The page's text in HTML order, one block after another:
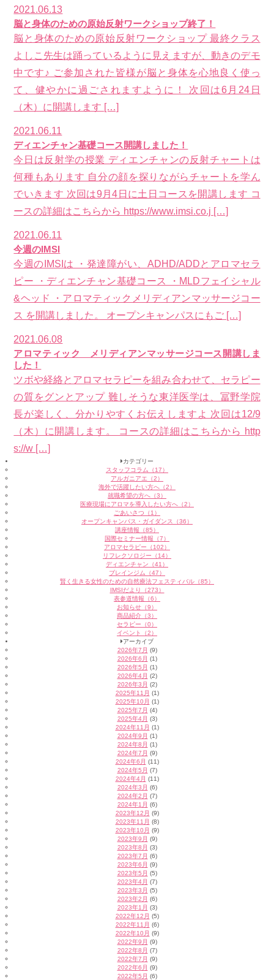
2021.06.13
脳と身体のための原始反射ワークショップ終了！
脳と身体のための原始反射ワークショップ 最終クラス
よしこ先生は踊っているように見えますが、動きのデモ
中です♪ ご参加された皆様が脳と身体を心地良く使っ
て、健やかに過ごされますように！ 次回は6月24日
（木）に開講します […]
2021.06.11
ディエンチャン基礎コース開講しました！
今日は反射学の授業 ディエンチャンの反射チャートは
何種もあります 自分の顔を探りながらチャートを学ん
でいきます 次回は9月4日に土日コースを開講します コ
ースの詳細はこちらから https://www.imsi.co.j […]
2021.06.11
今週のIMSI
今週のIMSIは ・発達障がい、ADHD/ADDとアロマセラ
ピー ・ディエンチャン基礎コース ・MLDフェイシャル
&ヘッド ・アロマティックメリディアンマッサージコー
ス を開講しました。 オープンキャンパスにもご […]
2021.06.08
アロマティック メリディアンマッサージコース開講しま
した！
ツボや経絡とアロマセラピーを組み合わせて、セラピー
の質をグンとアップ 難しそうな東洋医学は、冨野学院
長が楽しく、分かりやすくお伝えしますよ 次回は12/9
（木）に開講します。 コースの詳細はこちらから http
s://w […]
カテゴリー
スタッフコラム（17）
アルガニアエ（2）
海外で活躍したい方へ（2）
就職希望の方へ（3）
医療現場にアロマを導入したい方へ（2）
ごあいさつ（1）
オープンキャンパス・ガイダンス（36）
講座情報（85）
国際セミナー情報（7）
アロマセラピー（102）
リフレクソロジー（14）
ディエンチャン（41）
ブレインジム（47）
賢く生きる女性のための自然療法フェスティバル（85）
IMSIだより（273）
表参道情報（6）
お知らせ（9）
商品紹介（3）
セラピー（0）
イベント（2）
アーカイブ
2026年7月 (9)
2026年6月 (1)
2026年5月 (1)
2026年4月 (2)
2026年3月 (2)
2025年11月 (1)
2025年10月 (1)
2025年7月 (4)
2025年4月 (3)
2024年11月 (1)
2024年9月 (1)
2024年8月 (1)
2024年7月 (9)
2024年6月 (11)
2024年5月 (7)
2024年4月 (11)
2024年3月 (6)
2024年2月 (7)
2024年1月 (6)
2023年12月 (9)
2023年11月 (8)
2023年10月 (9)
2023年9月 (9)
2023年8月 (3)
2023年7月 (6)
2023年6月 (9)
2023年5月 (5)
2023年4月 (7)
2023年3月 (5)
2023年2月 (6)
2023年1月 (3)
2022年12月 (5)
2022年11月 (6)
2022年10月 (9)
2022年9月 (9)
2022年8月 (7)
2022年7月 (9)
2022年6月 (9)
2022年5月 (6)